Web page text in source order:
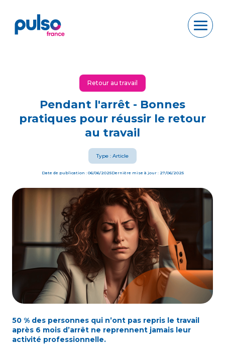
Retour au travail
Pendant l'arrêt - Bonnes
pratiques pour réussir le retour
au travail
Type : Article
Date de publication : 06/06/2025Dernière mise à jour : 27/06/2025
50 % des personnes qui n’ont pas repris le travail
après 6 mois d’arrêt ne reprennent jamais leur
activité professionnelle.